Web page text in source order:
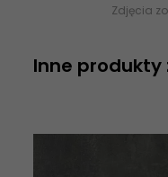
Zdjęcia
Inne produkty